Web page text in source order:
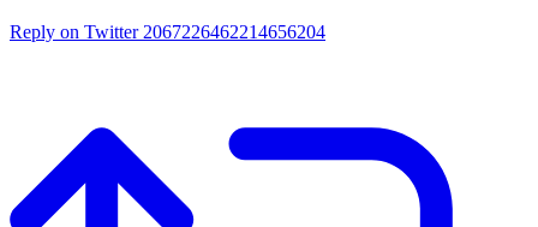
Reply on Twitter 2067226462214656204